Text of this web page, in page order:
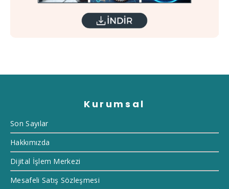
Kurumsal
Son Sayılar
Hakkımızda
Dijital İşlem Merkezi
Mesafeli Satış Sözleşmesi